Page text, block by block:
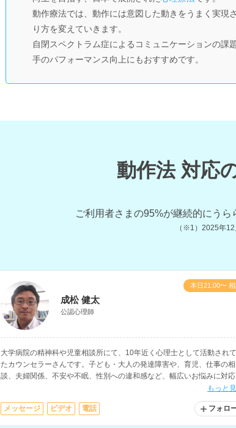
動作療法では、動作には意図した動きをうまく実現
り方を変えていきます。
自閉スペクトラム症によるコミュニケーションの課
手のパフォーマンス向上にもおすすめです。
動作法 対応
ご利用者さまの95%が継続的にうら
（※1） 2025年12
成松 健太
公認心理師
大学病院の精神科や児童相談所にて、10年近く心理士として活動され
たカウンセラーさんです。子ども・大人の発達障害や、育児、仕事の相
談、夫婦関係、不安や不眠、性別への違和感など、幅広いお悩みに対
もっと
メッセージ ビデオ 電話 フォロ
本日21:00〜